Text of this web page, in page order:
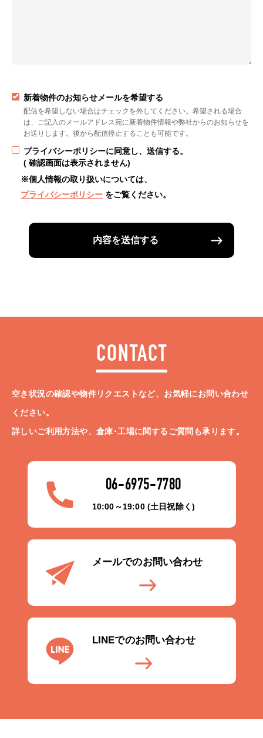
新着物件のお知らせメールを希望する
配信を希望しない場合はチェックを外してください。希望される場合
は、ご記入のメールアドレス宛に新着物件情報や弊社からのお知らせを
お送りします。後から配信停止することも可能です。
プライバシーポリシーに同意し、送信する。
( 確認画面は表示されません)
※個人情報の取り扱いについては、
プライバシーポリシー をご覧ください。
内容を送信する
CONTACT
空き状況の確認や物件リクエストなど、お気軽にお問い合わせ
ください。
詳しいご利用方法や、倉庫･工場に関するご質問も承ります。
06-6975-7780
10:00～19:00 (土日祝除く)
メールでのお問い合わせ
LINEでのお問い合わせ